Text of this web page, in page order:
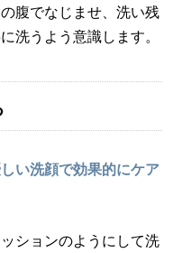
腹でなじませ、洗い残
洗うよう意識します。
い洗顔で効果的にケア
ションのようにして洗